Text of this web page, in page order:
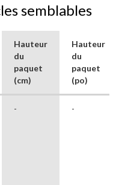
semblables
Hauteur
du
paquet
(cm)
Hauteur
du
paquet
(po)
- -